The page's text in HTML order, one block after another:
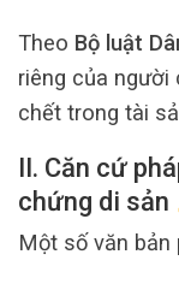
Theo Bộ luật
riêng của người
chết trong tài
II. Căn cứ
chứng di sản
Một số văn bản